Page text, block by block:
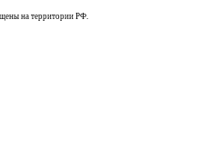
на территории РФ.